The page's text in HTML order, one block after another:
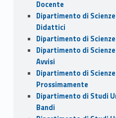
Docente
Dipartimento di
Didattici
Dipartimento di
Dipartimento di
Avvisi
Dipartimento di
Prossimamente
Dipartimento di Studi
Bandi